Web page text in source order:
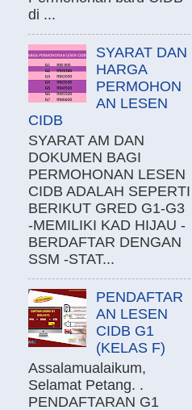
di ...
SYARAT DAN
HARGA
PERMOHON
AN LESEN
CIDB
SYARAT AM DAN
DOKUMEN BAGI
PERMOHONAN LESEN
CIDB ADALAH SEPERTI
BERIKUT GRED G1-G3
-MEMILIKI KAD HIJAU -
BERDAFTAR DENGAN
SSM -STAT...
PENDAFTAR
AN LESEN
CIDB G1
(KELAS F)
Assalamualaikum,
Selamat Petang. .
PENDAFTARAN G1